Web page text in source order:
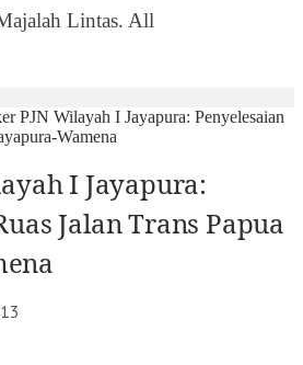
Lintas. All
PJN Wilayah I Jayapura: Penyelesaian
Wamena
I Jayapura:
Jalan Trans Papua